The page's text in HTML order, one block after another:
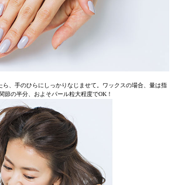
ら、手のひらにしっかりなじませて。ワックスの場合、量は指
節の半分、およそパール粒大程度でOK！